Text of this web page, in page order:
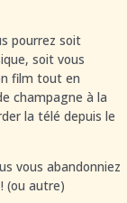
pourrez soit
soit vous
film tout en
champagne à la
la télé depuis le
vous abandonniez
(ou autre)